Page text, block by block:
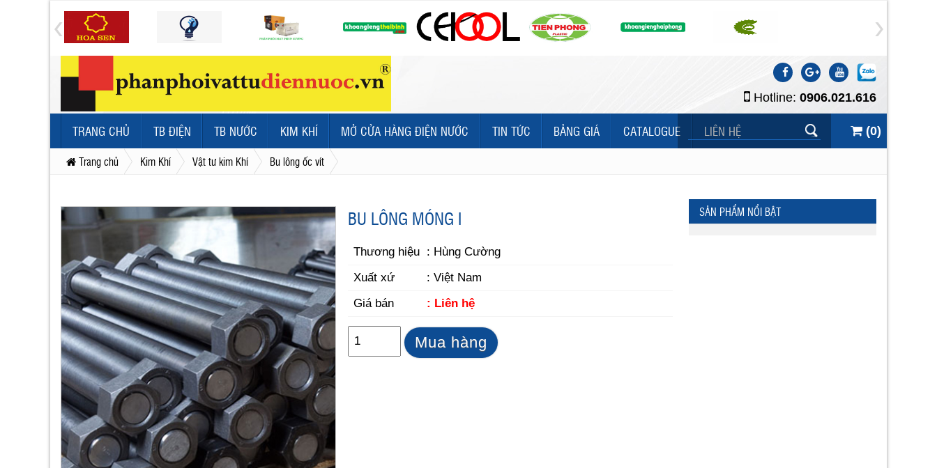
Hotline: 0906.021.616
TRANG CHỦ TB ĐIỆN TB NƯỚC KIM KHÍ MỞ CỬA HÀNG ĐIỆN NƯỚC TIN TỨC BẢNG GIÁ CATALOGUE LIÊN HỆ (0)
Trang chủ Kim Khí Vật tư kim Khí Bu lông ốc vít
BU LÔNG MÓNG I
Thương hiệu : Hùng Cường
Xuất xứ
: Việt Nam
Giá bán
: Liên hệ
Mua hàng
SẢN PHẨM NỔI BẬT